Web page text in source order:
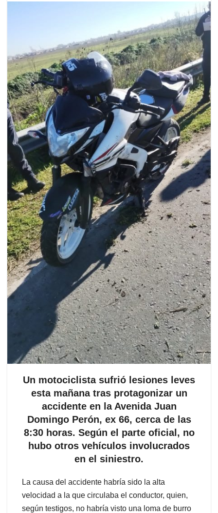
Un motociclista sufrió lesiones leves
esta mañana tras protagonizar un
accidente en la Avenida Juan
Domingo Perón, ex 66, cerca de las
8:30 horas. Según el parte oficial, no
hubo otros vehículos involucrados
en el siniestro.
La causa del accidente habría sido la alta
velocidad a la que circulaba el conductor, quien,
según testigos, no habría visto una loma de burro